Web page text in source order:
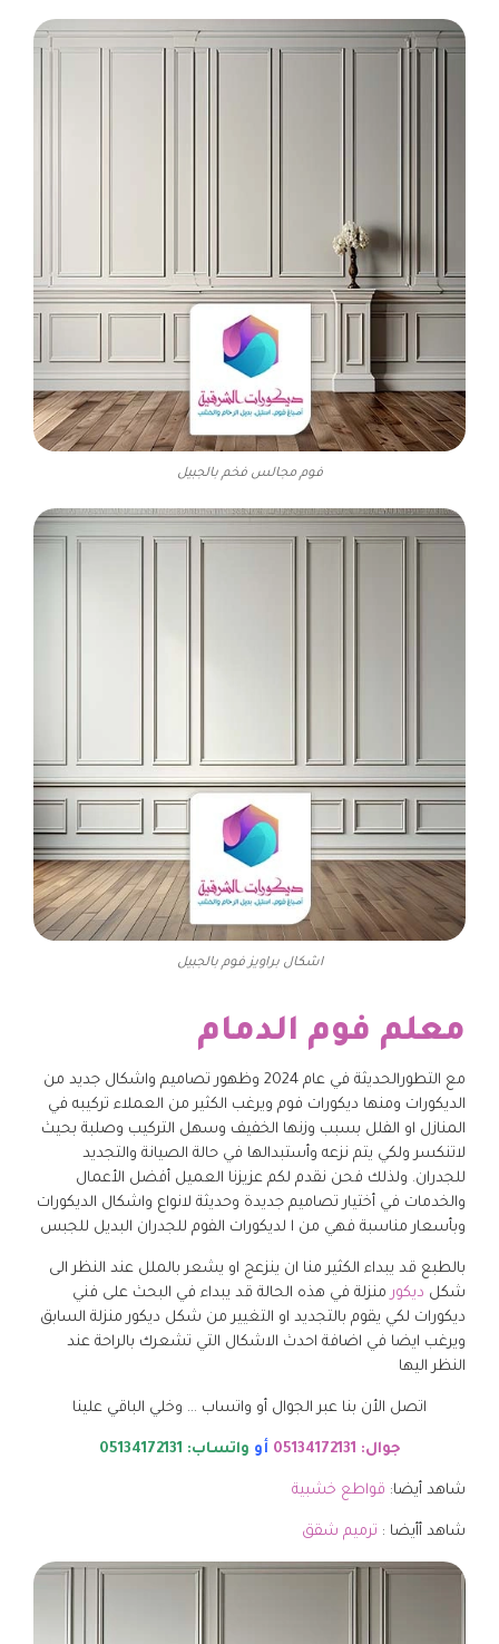
فوم مجالس فخم بالجبيل
اشكال براويز فوم بالجبيل
معلم فوم الدمام
مع التطورالحديثة في عام 2024 وظهور تصاميم واشكال جديد من
الديكورات ومنها ديكورات فوم ويرغب الكثير من العملاء تركيبه في
المنازل او الفلل بسبب وزنها الخفيف وسهل التركيب وصلبة بحيث
لاتنكسر ولكي يتم نزعه وأستبدالها في حالة الصيانة والتجديد
للجدران. ولذلك فحن نقدم لكم عزيزنا العميل أفضل الأعمال
والخدمات في أختيار تصاميم جديدة وحديثة لانواع واشكال الديكورات
وبأسعار مناسبة فهي من ا لديكورات الفوم للجدران البديل للجبس
بالطبع قد يبداء الكثير منا ان ينزعج او يشعر بالملل عند النظر الى
شكل ديكورمنزلة في هذه الحالة قد يبداء في البحث على فني
ديكورات لكي يقوم بالتجديد او التغيير من شكل ديكور منزلة السابق
ويرغب ايضا في اضافة احدث الاشكال التي تشعرك بالراحة عند
النظر اليها
اتصل الأن بنا عبر الجوال أو واتساب … وخلي الباقي علينا
جوال: 05134172131 أو واتساب: 05134172131
شاهد أيضا: قواطع خشبية
شاهد أأيضا : ترميم شقق